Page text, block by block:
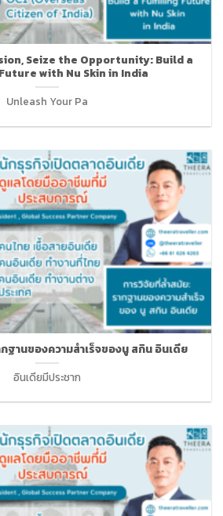
Seize the Opportunity: Build a
with Nu Skin in India
Unleash Your Pa
ฐานของความสำเร็จของนู สกิน อินเดีย
อินเดียมีประชาก